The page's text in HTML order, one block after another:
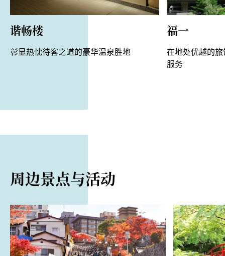
谐畅楼
彰显热忱待客之道的豪华温泉胜地
福一
在地处优越的
服务
周边景点与活动